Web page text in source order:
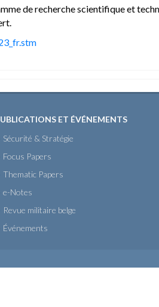
de recherche scientifique et
ET ÉVÉNEMENTS
Sécurité & Stratégie
Focus Papers
Thematic Papers
e-Notes
Revue militaire belge
Événements